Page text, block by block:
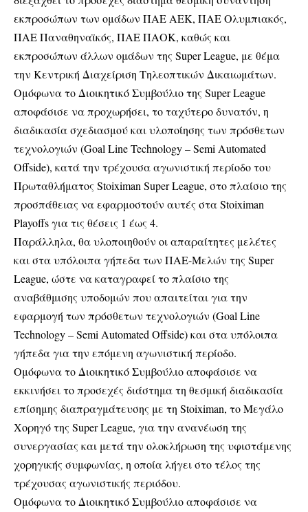
εκπροσώπων των ομάδων ΠΑΕ ΑΕΚ, ΠΑΕ Ολυμπιακός,
ΠΑΕ Παναθηναϊκός, ΠΑΕ ΠΑΟΚ, καθώς και
εκπροσώπων άλλων ομάδων της Super League, με θέμα
την Κεντρική Διαχείριση Τηλεοπτικών Δικαιωμάτων.
Ομόφωνα το Διοικητικό Συμβούλιο της Super League
αποφάσισε να προχωρήσει, το ταχύτερο δυνατόν, η
διαδικασία σχεδιασμού και υλοποίησης των πρόσθετων
τεχνολογιών (Goal Line Technology – Semi Automated
Offside), κατά την τρέχουσα αγωνιστική περίοδο του
Πρωταθλήματος Stoiximan Super League, στο πλαίσιο της
προσπάθειας να εφαρμοστούν αυτές στα Stoiximan
Playoffs για τις θέσεις 1 έως 4.
Παράλληλα, θα υλοποιηθούν οι απαραίτητες μελέτες
και στα υπόλοιπα γήπεδα των ΠΑΕ-Μελών της Super
League, ώστε να καταγραφεί το πλαίσιο της
αναβάθμισης υποδομών που απαιτείται για την
εφαρμογή των πρόσθετων τεχνολογιών (Goal Line
Technology – Semi Automated Offside) και στα υπόλοιπα
γήπεδα για την επόμενη αγωνιστική περίοδο.
Ομόφωνα το Διοικητικό Συμβούλιο αποφάσισε να
εκκινήσει το προσεχές διάστημα τη θεσμική διαδικασία
επίσημης διαπραγμάτευσης με τη Stoiximan, το Μεγάλο
Χορηγό της Super League, για την ανανέωση της
συνεργασίας και μετά την ολοκλήρωση της υφιστάμενης
χορηγικής συμφωνίας, η οποία λήγει στο τέλος της
τρέχουσας αγωνιστικής περιόδου.
Ομόφωνα το Διοικητικό Συμβούλιο αποφάσισε να